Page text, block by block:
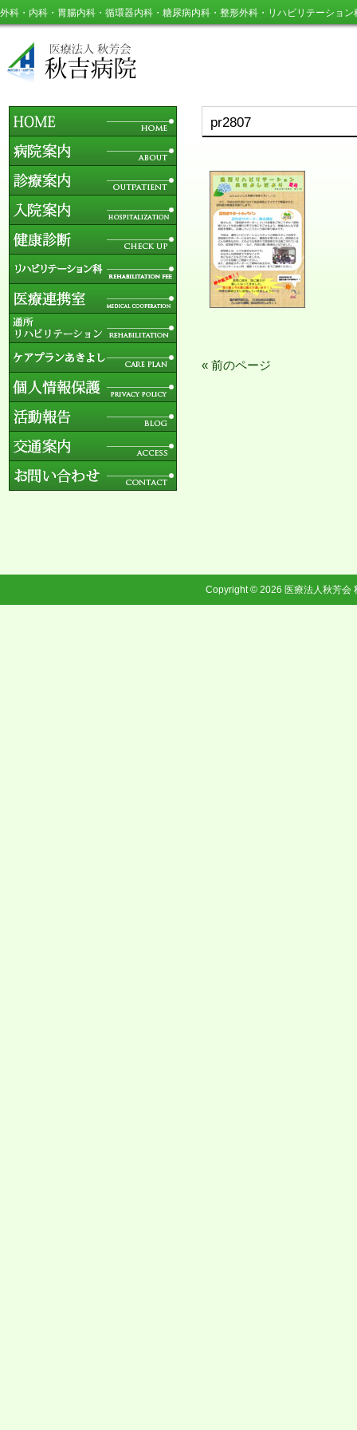
外科・内科・胃腸内科・循環器内科・糖尿病内科・整形外科・リハビリテーション
pr2807
« 前のページ
Copyright © 2026 医療法人秋芳会